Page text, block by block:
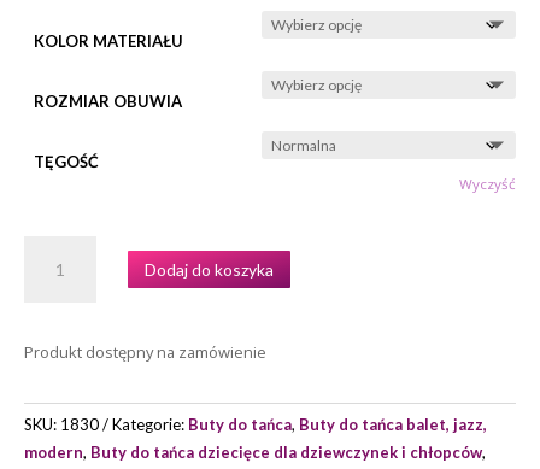
do
zł80,00
KOLOR MATERIAŁU
ROZMIAR OBUWIA
TĘGOŚĆ
Wyczyść
BALETKI
MODEL
Dodaj do koszyka
Produkt dostępny na zamówienie
SKU: 1830 Kategorie: Buty do tańca, Buty do tańca balet, jazz,
modern, Buty do tańca dziecięce dla dziewczynek i chłopców,